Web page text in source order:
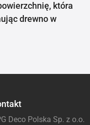
która
drewno w
Deco Polska Sp. z o.o.